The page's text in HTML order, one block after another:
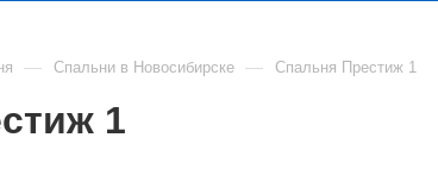
— Спальни в Новосибирске — Спальня Престиж 1
1